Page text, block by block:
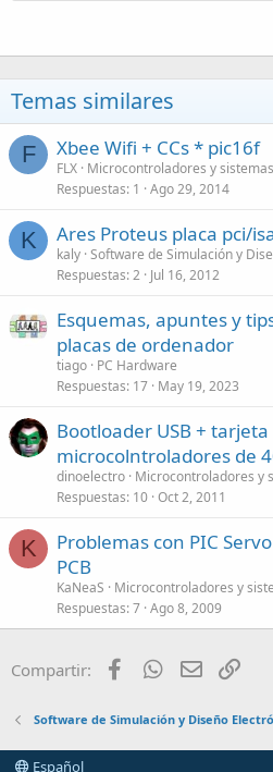
Temas similares
F Xbee Wifi + CCs * pic16f
FLX Microcontroladores y
Respuestas 1 Ago 29, 2014
K Ares Proteus placa pci/
kaly Software de Simulación y
Respuestas 2 Jul 16, 2012
Esquemas, apuntes y
placas de ordenador
tiago PC Hardware
Respuestas 17 May 19, 2023
Bootloader USB +
microcolntroladores de
dinoelectro Microcontroladores y
Respuestas 10 Oct 2, 2011
K
Problemas con PIC
PCB
KaNeaS
Microcontroladores y
Respuestas 7 Ago 8, 2009
Compartir: FacebookWhatsApp
Email
Software de Simulación y Diseño
Español